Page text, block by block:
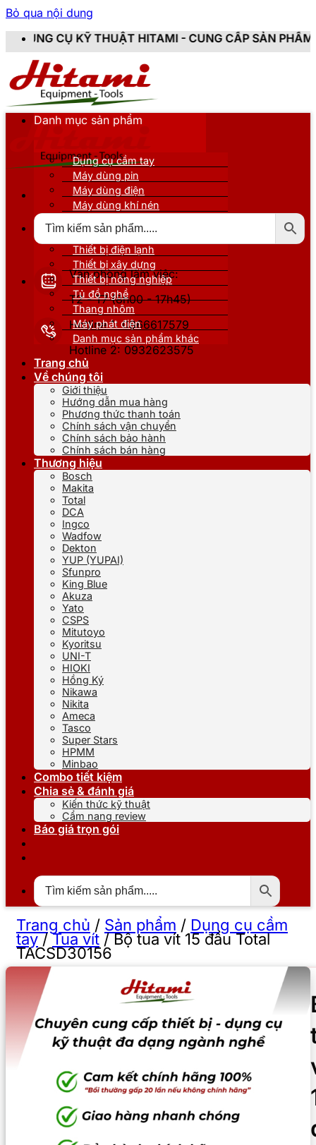
Bỏ qua nội dung
HITAMI - CUNG CẤP SẢN PHẨM CHÍNH HÃNG,
Văn phòng làm việc:
T2 - T7 (8h00 - 17h45)
Hotline 1: 0866617579
Hotline 2: 0932623575
Danh mục sản phẩm
Dụng cụ cầm tay
Máy dùng pin
Máy dùng điện
Máy dùng khí nén
Thiết bị nâng đỡ
Thiết bị điện lạnh
Thiết bị xây dựng
Thiết bị nông nghiệp
Tủ đồ nghề
Thang nhôm
Máy phát điện
Danh mục sản phẩm khác
Trang chủ
Về chúng tôi
Giới thiệu
Hướng dẫn mua hàng
Phương thức thanh toán
Chính sách vận chuyển
Chính sách bảo hành
Chính sách bán hàng
Thương hiệu
Bosch
Makita
Total
DCA
Ingco
Wadfow
Dekton
YUP (YUPAI)
Sfunpro
King Blue
Akuza
Yato
CSPS
Mitutoyo
Kyoritsu
UNI-T
HIOKI
Hồng Ký
Nikawa
Nikita
Ameca
Tasco
Super Stars
HPMM
Minbao
Combo tiết kiệm
Chia sẻ & đánh giá
Kiến thức kỹ thuật
Cẩm nang review
Báo giá trọn gói
Trang chủ / Sản phẩm / Dụng cụ cầm
tay/Tua vít /Bộ tua vít 15 đầu Total
TACSD30156